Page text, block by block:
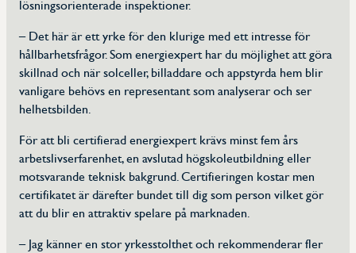
lösningsorienterade inspektioner.
– Det här är ett yrke för den klurige med ett intresse för
hållbarhetsfrågor. Som energiexpert har du möjlighet att göra
skillnad och när solceller, billaddare och appstyrda hem blir
vanligare behövs en representant som analyserar och ser
helhetsbilden.
För att bli certifierad energiexpert krävs minst fem års
arbetslivserfarenhet, en avslutad högskoleutbildning eller
motsvarande teknisk bakgrund. Certifieringen kostar men
certifikatet är därefter bundet till dig som person vilket gör
att du blir en attraktiv spelare på marknaden.
– Jag känner en stor yrkesstolthet och rekommenderar fler